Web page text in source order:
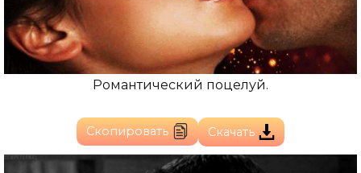
Романтический поцелуй.
Скопировать Скачать